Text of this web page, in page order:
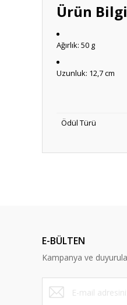
Ürün
Ağırlık: 50 g
Uzunluk: 12,7 cm
Ödül Türü
Y... A... | 10/09/2023
Deneyimini Paylaş
E-BÜLTEN
Kampanya ve